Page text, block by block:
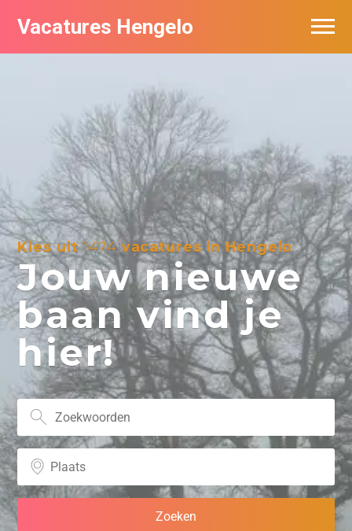
Vacatures Hengelo
Kies uit1474vacatures in Hengelo
Jouw nieuwe
baan vind je
hier!
Vacatures per bedrijf in Hengelo
Nieuwsbrief feed